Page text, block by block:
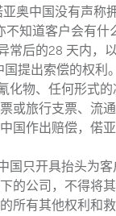
奥中国没有声称
知道客户会有什
后的28 天内，
提出索偿的权利。
物、任何形式
或旅行支票、流
国作出赔偿，偌
只开具抬头为客
的公司，不得将
所有其他权利和